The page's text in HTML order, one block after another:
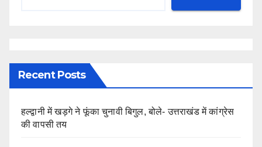
Recent Posts
हल्द्वानी में खड़गे ने फूंका चुनावी बिगुल, बोले- उत्तराखंड में कांग्रेस
की वापसी तय